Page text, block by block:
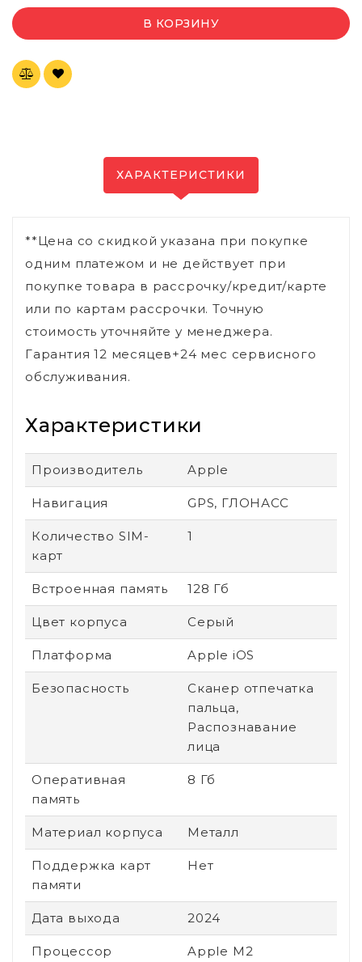
В КОРЗИНУ
ХАРАКТЕРИСТИКИ
**Цена со скидкой указана при покупке
одним платежом и не действует при
покупке товара в рассрочку/кредит/карте
или по картам рассрочки. Точную
стоимость уточняйте у менеджера.
Гарантия 12 месяцев+24 мес сервисного
обслуживания.
Характеристики
Производитель Apple
Навигация GPS, ГЛОНАСС
Количество SIM-
карт
1
Встроенная память 128 Гб
Цвет корпуса Серый
Платформа Apple iOS
Безопасность
Сканер отпечатка
пальца,
Распознавание
лица
Оперативная
память
8 Гб
Материал корпуса Металл
Поддержка карт
памяти
Нет
Дата выхода 2024
Процессор Apple M2